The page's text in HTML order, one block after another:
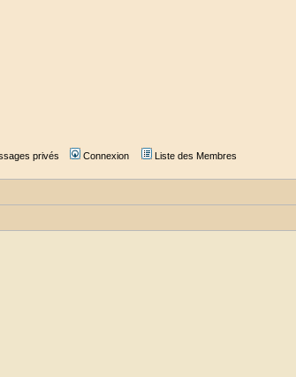
privés Connexion Liste des Membres